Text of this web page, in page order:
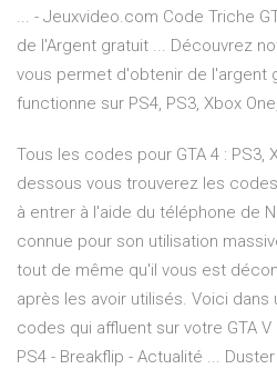
... - Jeuxvideo.com Code Triche
de l'Argent gratuit ... Découvrez
vous permet d'obtenir de l'argent
functionne sur PS4, PS3, Xbox
Tous les codes pour GTA 4 : PS3,
dessous vous trouverez les
à entrer à l'aide du téléphone de
connue pour son utilisation
tout de même qu'il vous est
après les avoir utilisés. Voici
codes qui affluent sur votre GTA
PS4 - Breakflip - Actualité ...